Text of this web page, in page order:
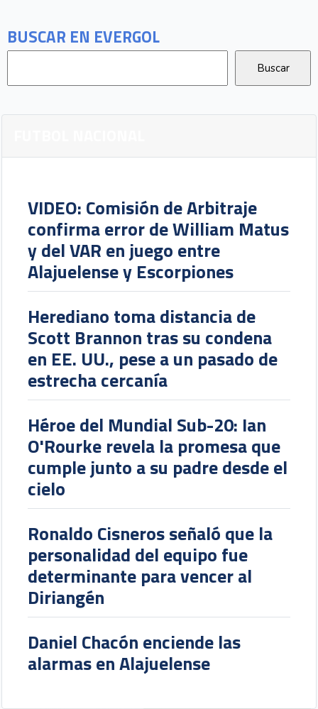
BUSCAR EN EVERGOL
VIDEO: Comisión de Arbitraje
confirma error de William Matus
y del VAR en juego entre
Alajuelense y Escorpiones
Herediano toma distancia de
Scott Brannon tras su condena
en EE. UU., pese a un pasado de
estrecha cercanía
Héroe del Mundial Sub-20: Ian
O'Rourke revela la promesa que
cumple junto a su padre desde el
cielo
Ronaldo Cisneros señaló que la
personalidad del equipo fue
determinante para vencer al
Diriangén
Daniel Chacón enciende las
alarmas en Alajuelense